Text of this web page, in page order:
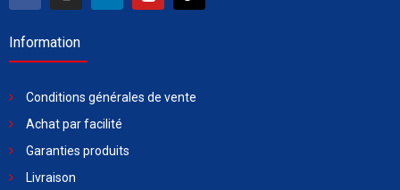
Information
Conditions générales de vente
Achat par facilité
Garanties produits
Livraison